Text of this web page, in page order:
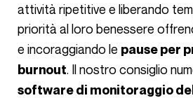
attività ripetitive e liberando
priorità al loro benessere
e incoraggiando le pause per
burnout. Il nostro consiglio
software di monitoraggio